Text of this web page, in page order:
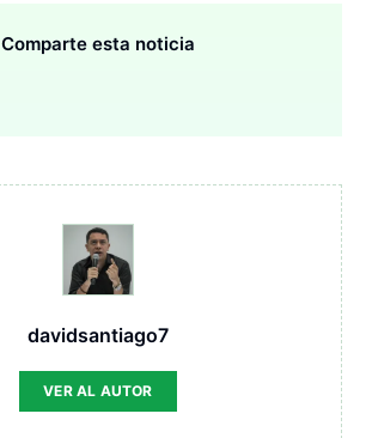
Comparte esta noticia
davidsantiago7
VER AL AUTOR